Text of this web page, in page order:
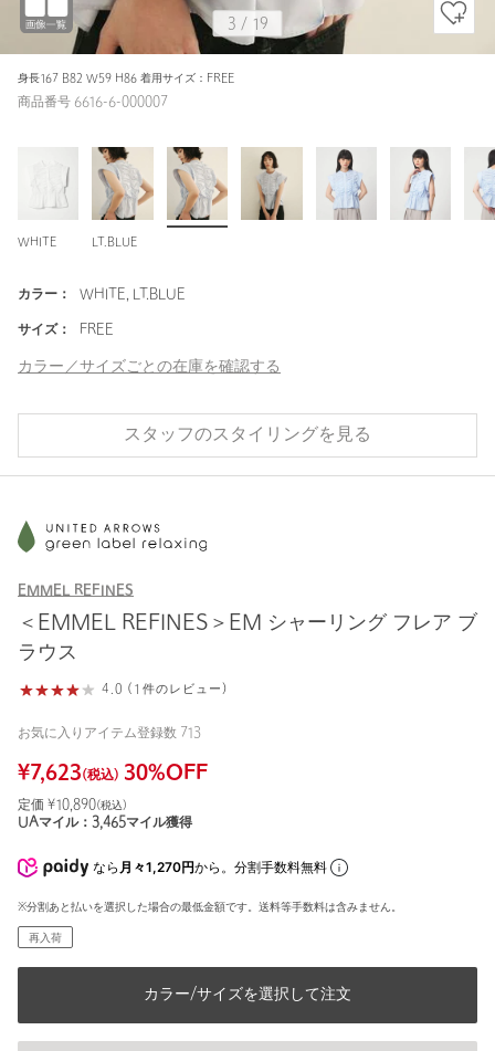
身長167 B82 W59 H86 着用サイズ：FREE
3 / 19
商品番号 6616-6-000007
WHITE LT.BLUE
カラー： WHITE, LT.BLUE
サイズ： FREE
カラー／サイズごとの在庫を確認する
スタッフのスタイリングを見る
EMMEL REFINES
＜EMMEL REFINES＞EM シャーリング フレア ブ
ラウス
4.0 (1件のレビュー)
お気に入りアイテム登録数 713
¥7,623(税込) 30%OFF
定価 ¥ 10,890(税込)
UAマイル： 3,465マイル獲得
なら 月々1,270円から。分割手数料無料
※分割あと払いを選択した場合の最低金額です。送料等手数料は含みません。
再入荷
カラー/サイズを選択して注文